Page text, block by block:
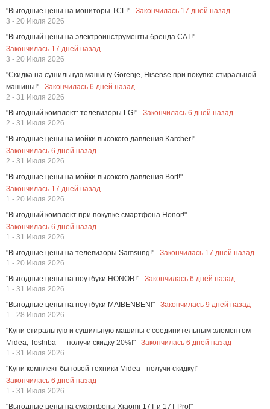
"Выгодные цены на мониторы TCL!"
Закончилась 17 дней назад
3 - 20 Июля 2026
"Выгодный цены на электроинструменты бренда CAT!"
Закончилась 17 дней назад
3 - 20 Июля 2026
"Скидка на сушильную машину Gorenje, Hisense при покупке стиральной
машины!"
Закончилась 6 дней назад
2 - 31 Июля 2026
"Выгодный комплект: телевизоры LG!"
Закончилась 6 дней назад
2 - 31 Июля 2026
"Выгодные цены на мойки высокого давления Karcher!"
Закончилась 6 дней назад
2 - 31 Июля 2026
"Выгодные цены на мойки высокого давления Bort!"
Закончилась 17 дней назад
1 - 20 Июля 2026
"Выгодный комплект при покупке смартфона Honor!"
Закончилась 6 дней назад
1 - 31 Июля 2026
"Выгодные цены на телевизоры Samsung!"
Закончилась 17 дней назад
1 - 20 Июля 2026
"Выгодные цены на ноутбуки HONOR!"
Закончилась 6 дней назад
1 - 31 Июля 2026
"Выгодные цены на ноутбуки MAIBENBEN!"
Закончилась 9 дней назад
1 - 28 Июля 2026
"Купи стиральную и сушильную машины с соединительным элементом
Midea, Toshiba — получи скидку 20%!"
Закончилась 6 дней назад
1 - 31 Июля 2026
"Купи комплект бытовой техники Midea - получи скидку!"
Закончилась 6 дней назад
1 - 31 Июля 2026
"Выгодные цены на смартфоны Xiaomi 17T и 17T Pro!"